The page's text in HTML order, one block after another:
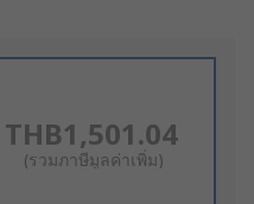
THB1,501.04
(รวมภาษีมูลค่าเพิ่ม)